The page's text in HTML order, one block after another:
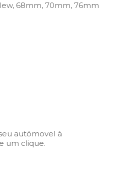
68mm, 70mm, 76mm
autómovel à
um clique.